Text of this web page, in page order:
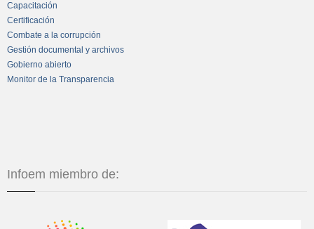
Capacitación
Certificación
Combate a la corrupción
Gestión documental y archivos
Gobierno abierto
Monitor de la Transparencia
Infoem miembro de: